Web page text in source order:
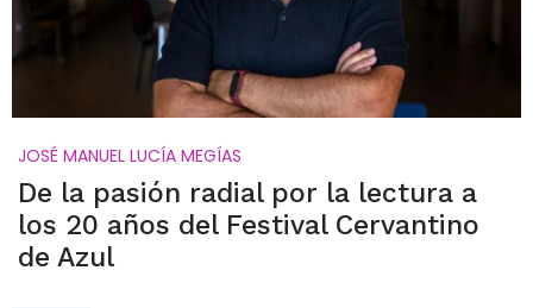
JOSÉ MANUEL LUCÍA MEGÍAS
De la pasión radial por la lectura a
los 20 años del Festival Cervantino
de Azul